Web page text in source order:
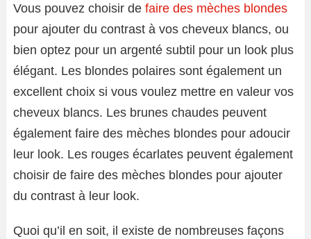
Vous pouvez choisir de faire des mèches blondes
pour ajouter du contrast à vos cheveux blancs, ou
bien optez pour un argenté subtil pour un look plus
élégant. Les blondes polaires sont également un
excellent choix si vous voulez mettre en valeur vos
cheveux blancs. Les brunes chaudes peuvent
également faire des mèches blondes pour adoucir
leur look. Les rouges écarlates peuvent également
choisir de faire des mèches blondes pour ajouter
du contrast à leur look.
Quoi qu’il en soit, il existe de nombreuses façons